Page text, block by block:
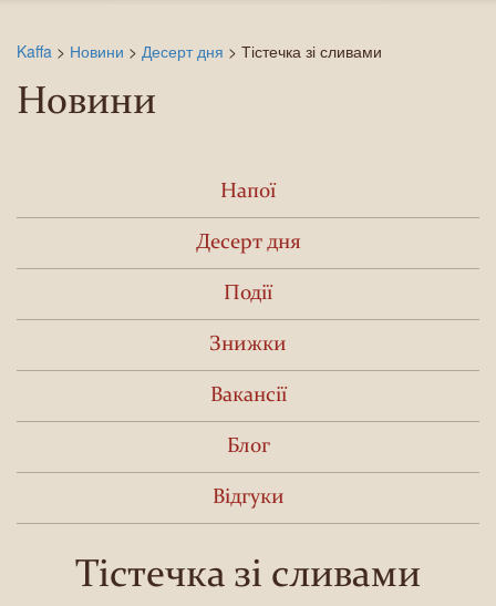
Kaffa > Новини > Десерт дня > Тістечка зі сливами
Новини
Напої
Десерт дня
Події
Знижки
Вакансії
Блог
Відгуки
Тістечка зі сливами